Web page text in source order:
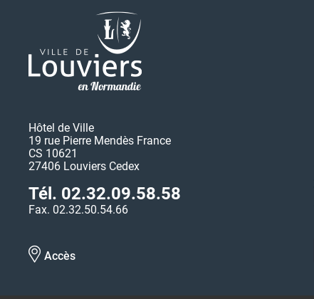
Hôtel de Ville
19 rue Pierre Mendès France
CS 10621
27406 Louviers Cedex
Tél. 02.32.09.58.58
Fax. 02.32.50.54.66
Accès